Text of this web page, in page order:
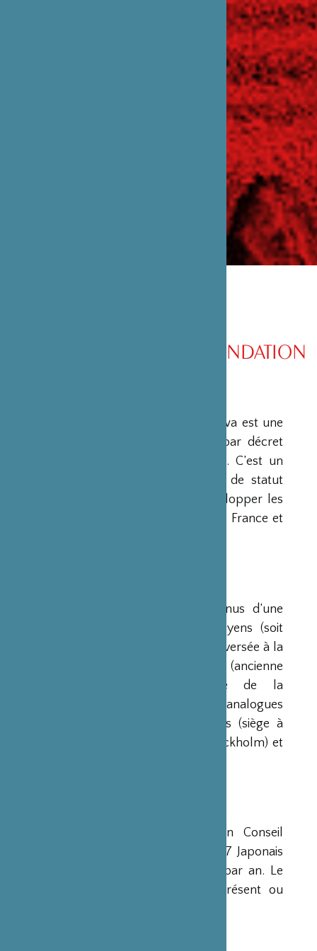
PRÉSENTATION DE LA FONDATION
La Fondation Franco-Japonaise Sasakawa est une
fondation reconnue d’utilité publique par décret
du Premier Ministre du 23 mars 1990. C’est un
organisme privé, sans but lucratif et de statut
français, qui a pour mission de « développer les
relations culturelles et d’amitié entre la France et
Ses ressources proviennent des revenus d’une
dotation initiale de trois milliards de yens (soit
environ 20 millions d’euros à l’époque) versée à la
France par la Fondation Nippon (ancienne
Fondation de l’Industrie Japonaise de la
Construction Navale). Des institutions analogues
avaient déjà été créées aux Etats-Unis (siège à
New-York), en Scandinavie (siège à Stockholm) et
La Fondation est administrée par un Conseil
d’Administration de 15 membres, dont 7 Japonais
et 8 Français, qui se réunit deux fois par an. Le
Ministre français de la Culture est présent ou